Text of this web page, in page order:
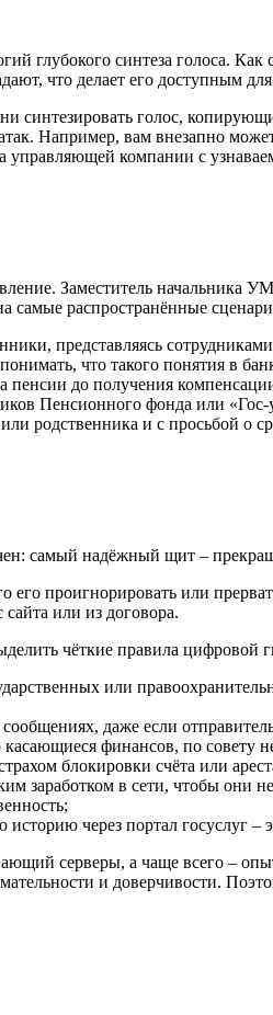
глубокого синтеза голоса.
что делает его доступным
синтезировать голос,
Например, вам внезапно
компании с
Заместитель
распространённые
представляясь
что такого понятия в
пенсии до получения
Пенсионного фонда или
родственника и с просьбой о
самый надёжный щит –
проигнорировать или
или из договора.
чёткие правила цифровой
или
даже если
финансов, по совету
блокировки счёта или
заработком в сети, чтобы они
через портал госуслуг
серверы, а чаще всего –
и доверчивости.